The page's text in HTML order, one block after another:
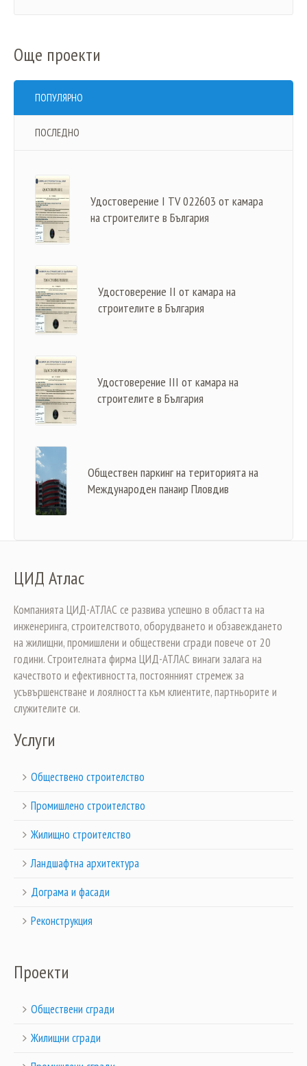
Още проекти
ПОПУЛЯРНО
ПОСЛЕДНО
Удостоверение I TV 022603 от камара
на строителите в България
Удостоверение II от камара на
строителите в България
Удостоверение III от камара на
строителите в България
Обществен паркинг на територията на
Международен панаир Пловдив
ЦИД Атлас
Компанията ЦИД-АТЛАС се развива успешно в областта на
инженеринга, строителството, оборудването и обзавеждането
на жилищни, промишлени и обществени сгради повече от 20
години. Строителната фирма ЦИД-АТЛАС винаги залага на
качеството и ефективността, постоянният стремеж за
усъвършенстване и лоялността към клиентите, партньорите и
служителите си.
Услуги
Обществено строителство
Промишлено строителство
Жилищно строителство
Ландшафтна архитектура
Дограма и фасади
Реконструкция
Проекти
Обществени сгради
Жилищни сгради